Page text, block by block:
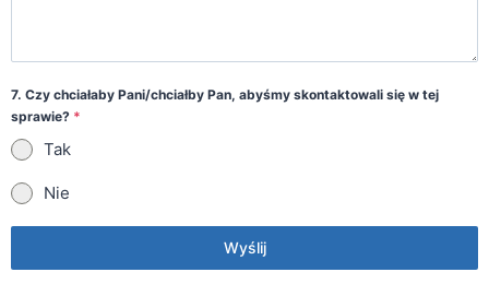
7. Czy chciałaby Pani/chciałby Pan, abyśmy skontaktowali się w tej
sprawie? *
Tak
Nie
Wyślij